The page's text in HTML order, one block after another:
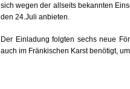
sich wegen der allseits bekannten
den 24.Juli anbieten.
Der Einladung folgten sechs neue
auch im Fränkischen Karst benötigt,